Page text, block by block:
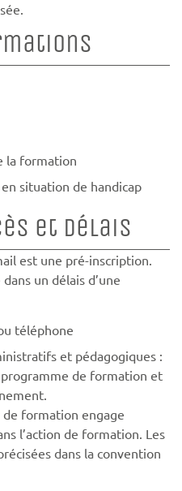
la formation
situation de handicap
et délais
est une pré-inscription.
un délais d’une
téléphone
et pédagogiques :
de formation et
formation engage
l’action de formation. Les
dans la convention